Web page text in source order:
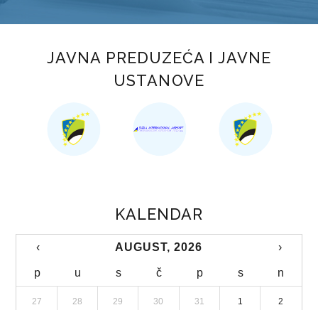
JAVNA PREDUZEĆA I JAVNE
USTANOVE
KALENDAR
‹ AUGUST, 2026 ›
p u s č p s n
27 28 29 30 31 1 2
TRGOVINA
AP „KUPUJMO DOMAĆE“
OBRASCI ZAHTJEVA
TURISTIČKA PATROLA